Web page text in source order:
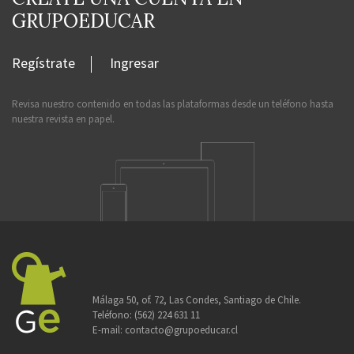
GRUPOEDUCAR
Regístrate Ingresar
Revisa nuestro contenido en todas las plataformas desde un teléfono hasta
nuestra revista en papel.
Málaga 50, of. 72, Las Condes, Santiago de Chile.
Teléfono: (562) 224 631 11
E-mail: contacto@grupoeducar.cl